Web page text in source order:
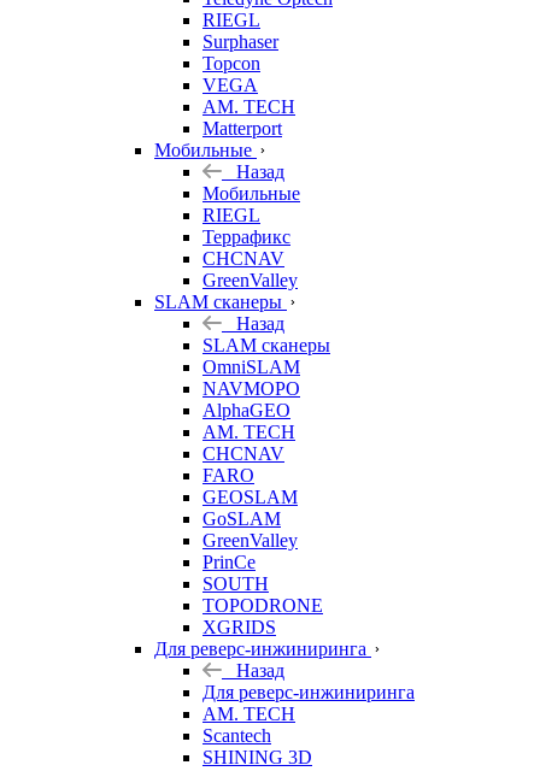
RIEGL
Surphaser
Topcon
VEGA
AM. TECH
Matterport
Мобильные
Назад
Мобильные
RIEGL
Террафикс
CHCNAV
GreenValley
SLAM сканеры
Назад
SLAM сканеры
OmniSLAM
NAVMOPO
AlphaGEO
AM. TECH
CHCNAV
FARO
GEOSLAM
GoSLAM
GreenValley
PrinCe
SOUTH
TOPODRONE
XGRIDS
Для реверс-инжиниринга
Назад
Для реверс-инжиниринга
AM. TECH
Scantech
SHINING 3D